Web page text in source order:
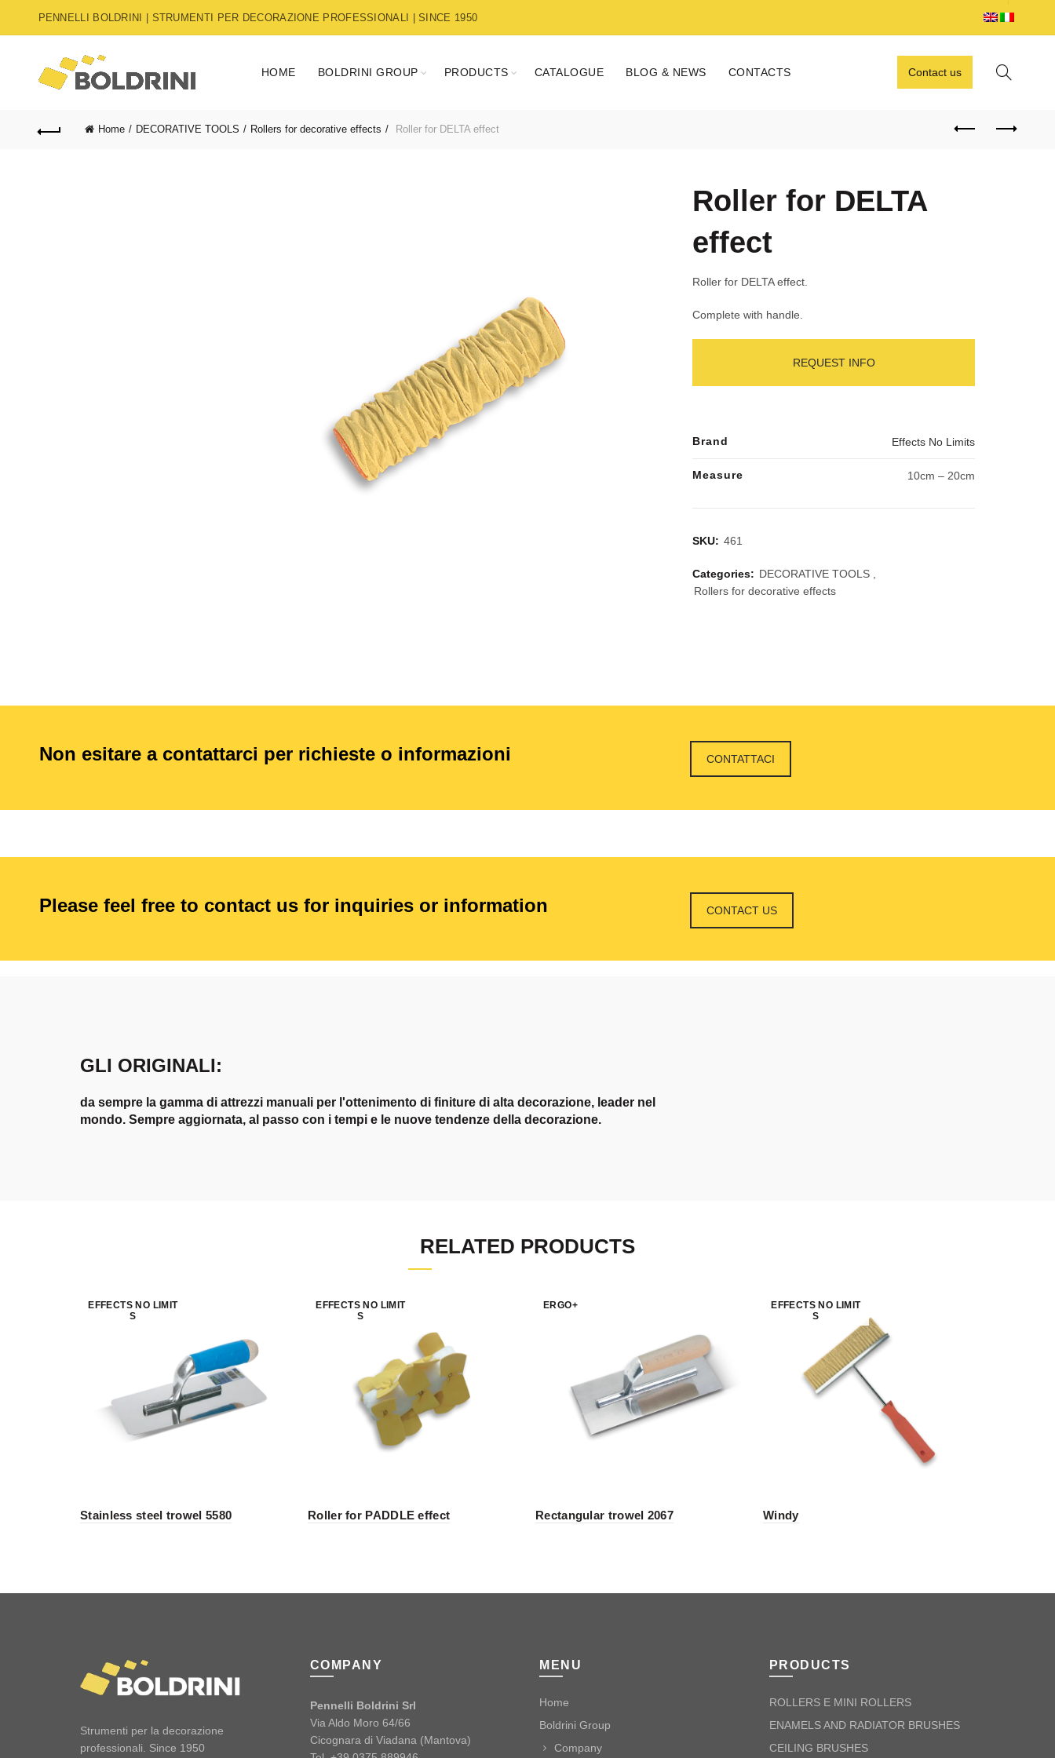
PENNELLI BOLDRINI | STRUMENTI PER DECORAZIONE PROFESSIONALI | SINCE 1950
HOME BOLDRINI GROUP PRODUCTS CATALOGUE BLOG & NEWS CONTACTS Contact us
Home DECORATIVE TOOLS Rollers for decorative effects Roller for DELTA effect
Roller for DELTA
effect
Roller for DELTA effect.
Complete with handle.
REQUEST INFO
Brand Effects No Limits
Measure 10cm – 20cm
SKU: 461
Categories: DECORATIVE TOOLS
Rollers for decorative effects
Non esitare a contattarci per richieste o informazioni CONTATTACI
Please feel free to contact us for inquiries or information CONTACT US
GLI ORIGINALI:
da sempre la gamma di attrezzi manuali per l'ottenimento di finiture di alta decorazione, leader nel
mondo. Sempre aggiornata, al passo con i tempi e le nuove tendenze della decorazione.
RELATED PRODUCTS
EFFECTS NO LIMIT
S
Stainless steel trowel 5580
EFFECTS NO LIMIT
S
Roller for PADDLE effect
ERGO+
Rectangular trowel 2067
EFFECTS NO LIMIT
S
Windy
Strumenti per la decorazione
professionali. Since 1950
COMPANY
Pennelli Boldrini Srl
Via Aldo Moro 64/66
Cicognara di Viadana (Mantova)
MENU
Home
Boldrini Group
Company
PRODUCTS
ROLLERS E MINI ROLLERS
ENAMELS AND RADIATOR BRUSHES
CEILING BRUSHES